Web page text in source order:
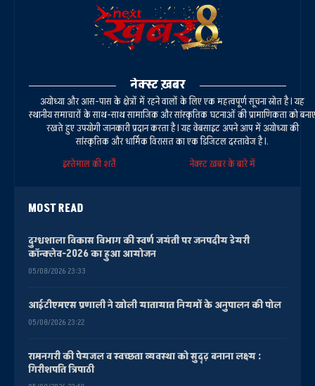
नेक्स्ट ख़बर
अयोध्या और आस-पास के क्षेत्रों में रहने वालों के लिए एक महत्वपूर्ण सूचना स्रोत है। यह
स्थानीय समाचारों के साथ-साथ सामाजिक और सांस्कृतिक घटनाओं की प्रामाणिकता को बनाए
रखते हुए उपयोगी जानकारी प्रदान करता है। यह वेबसाइट अपने आप में अयोध्या की
सांस्कृतिक और धार्मिक विरासत का एक डिजिटल दस्तावेज है।.
इस्तेमाल की शर्तें
नेक्स्ट ख़बर के बारे में
MOST READ
दुग्धशाला विकास विभाग की स्वर्ण जयंती पर जनपदीय डेयरी
कॉन्क्लेव-2026 का हुआ आयोजन
05/08/2026 23:33
आईटीएमएस प्रणाली ने खोली यातायात नियमों के अनुपालन की पोल
05/08/2026 23:22
रामनगरी की पेयजल व स्वच्छता व्यवस्था को सुदृढ़ बनाना लक्ष्य :
गिरीशपति त्रिपाठी